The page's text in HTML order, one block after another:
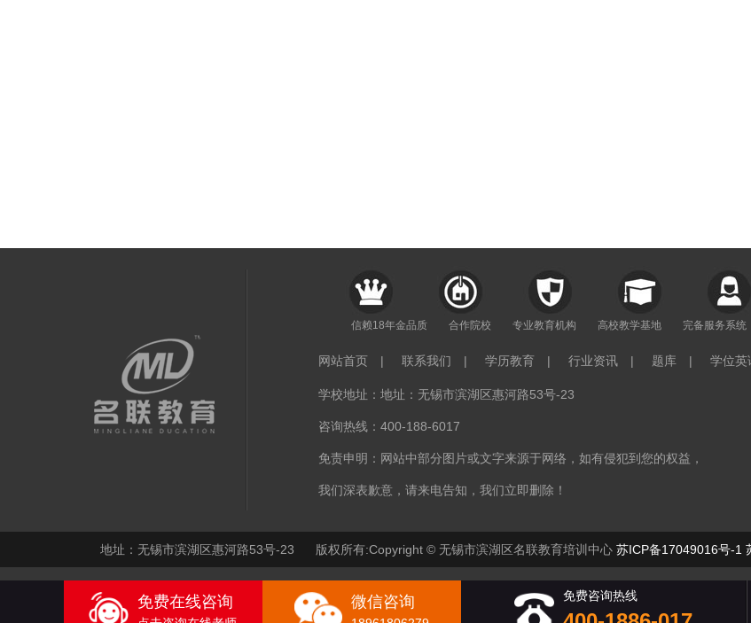
信赖18年金品质 合作院校 专业教育机构 高校教学基地 完备服务系统
网站首页 | 联系我们 | 学历教育 | 行业资讯 | 题库 | 学位英
学校地址：地址：无锡市滨湖区惠河路53号-23
咨询热线：400-188-6017
免责申明：网站中部分图片或文字来源于网络，如有侵犯到您的权益，
我们深表歉意，请来电告知，我们立即删除！
地址：无锡市滨湖区惠河路53号-23 版权所有:Copyright © 无锡市滨湖区名联教育培训中心 苏ICP备17049016号-1
免费在线咨询 微信咨询 免费咨询热线